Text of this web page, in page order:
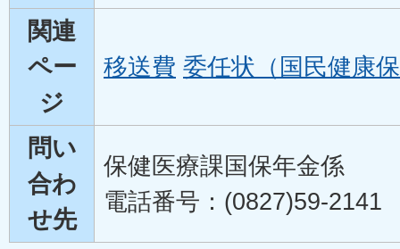
関連
ペー
ジ
移送費 委任状（国民健康
問い
合わ
せ先
保健医療課国保年金係
電話番号：(0827)59-2141